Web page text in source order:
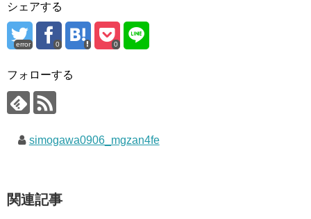
シェアする
error 0 0
フォローする
simogawa0906_mgzan4fe
関連記事